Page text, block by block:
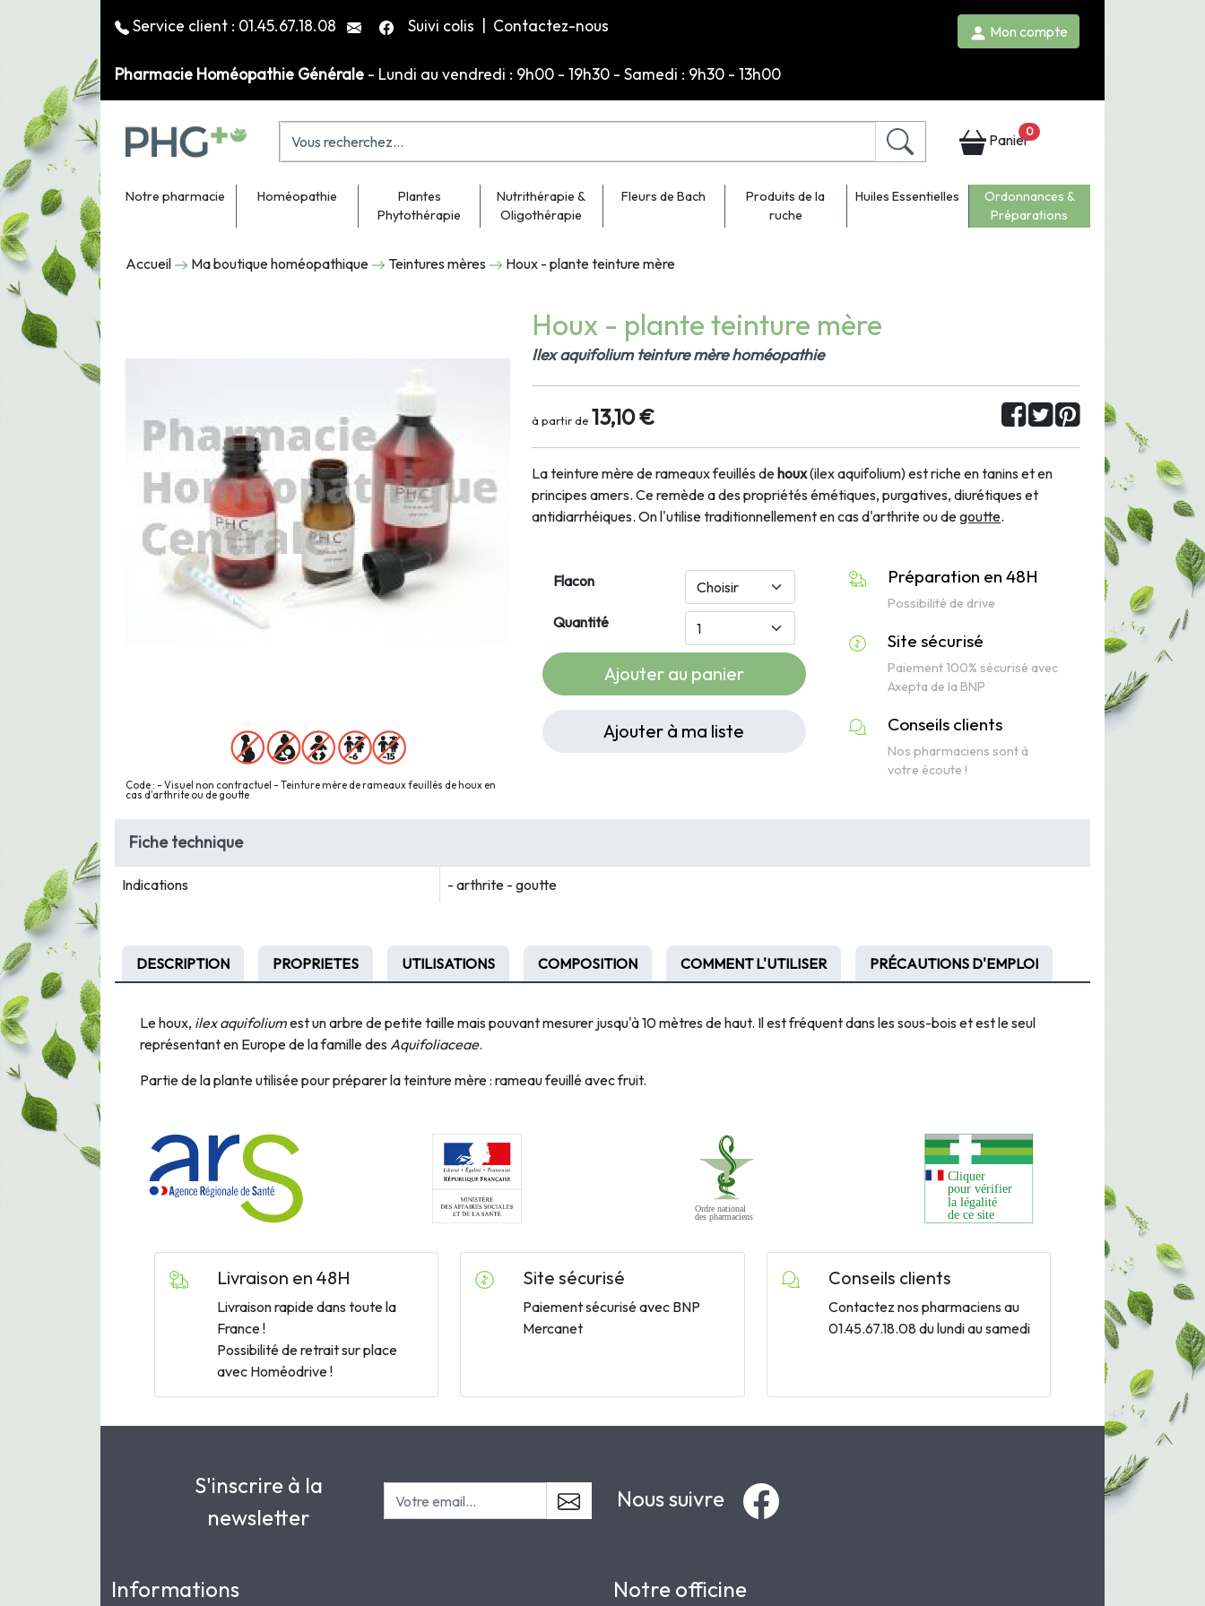
Service client : 01.45.67.18.08 Suivi colis Contactez-nous Mon compte
Pharmacie Homéopathie Générale - Lundi au vendredi : 9h00 - 19h30 - Samedi : 9h30 - 13h00
Panier0
Notre pharmacie Homéopathie
Plantes
Phytothérapie
Nutrithérapie &
Oligothérapie
Fleurs de Bach
Produits de la
ruche
Huiles Essentielles
Ordonnances &
Préparations
Accueil Ma boutique homéopathique Teintures mères Houx - plante teinture mère
Code : - Visuel non contractuel - Teinture mère de rameaux feuillés de houx en
cas d'arthrite ou de goutte
Houx - plante teinture mère
Ilex aquifolium teinture mère homéopathie
à partir de 13,10 €
La teinture mère de rameaux feuillés dehoux(ilex aquifolium) est riche en tanins et en
principes amers. Ce remède a des propriétés émétiques, purgatives, diurétiques et
antidiarrhéiques. On l'utilise traditionnellement en cas d'arthrite ou degoutte.
Flacon
Quantité
Ajouter au panier
Ajouter à ma liste
Préparation en 48H
Possibilité de drive
Site sécurisé
Paiement 100% sécurisé avec
Axepta de la BNP
Conseils clients
Nos pharmaciens sont à
votre écoute !
Fiche technique
Indications - arthrite - goutte
DESCRIPTION PROPRIETES UTILISATIONS COMPOSITION COMMENT L'UTILISER PRÉCAUTIONS D'EMPLOI
Le houx, ilex aquifoliumest un arbre de petite taille mais pouvant mesurer jusqu'à 10 mètres de haut. Il est fréquent dans les sous-bois et est le seul
représentant en Europe de la famille des Aquifoliaceae.
Partie de la plante utilisée pour préparer la teinture mère : rameau feuillé avec fruit.
Livraison en 48H
Livraison rapide dans toute la
France !
Possibilité de retrait sur place
avec Homéodrive !
Site sécurisé
Paiement sécurisé avec BNP
Mercanet
Conseils clients
Contactez nos pharmaciens au
01.45.67.18.08 du lundi au samedi
S'inscrire à la
newsletter
Nous suivre
Informations Notre officine